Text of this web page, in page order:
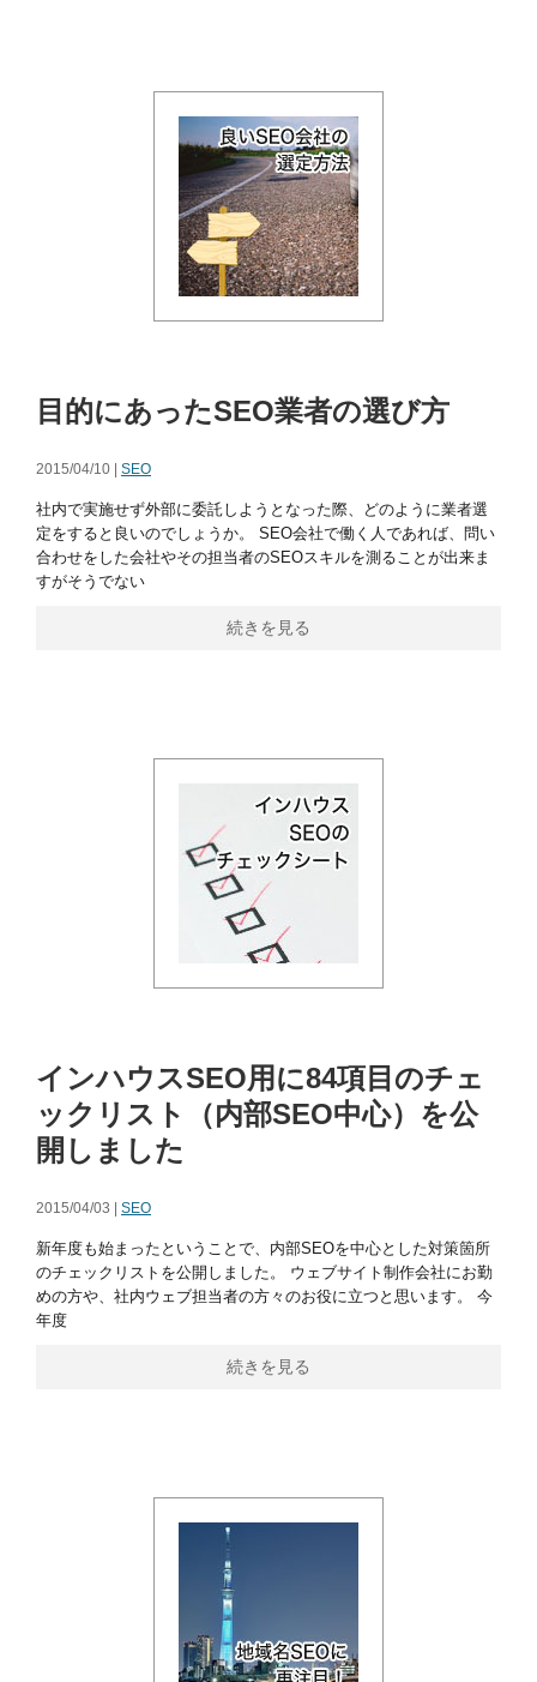
目的にあったSEO業者の選び方
2015/04/10 | SEO
社内で実施せず外部に委託しようとなった際、どのように業者選
定をすると良いのでしょうか。 SEO会社で働く人であれば、問い
合わせをした会社やその担当者のSEOスキルを測ることが出来ま
すがそうでない
続きを見る
インハウスSEO用に84項目のチェ
ックリスト（内部SEO中心）を公
開しました
2015/04/03 | SEO
新年度も始まったということで、内部SEOを中心とした対策箇所
のチェックリストを公開しました。 ウェブサイト制作会社にお勤
めの方や、社内ウェブ担当者の方々のお役に立つと思います。 今
年度
続きを見る